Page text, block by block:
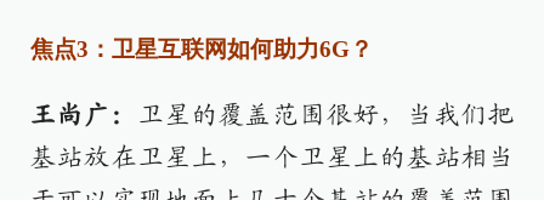
焦点3：卫星互联网如何助力6G？
王尚广： 卫星的覆盖范围很好，当我们把
基站放在卫星上，一个卫星上的基站相当